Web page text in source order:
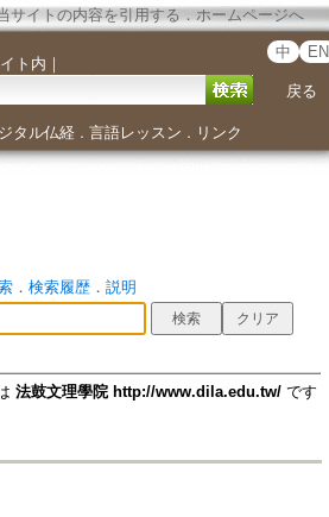
サイトの内容を引用する ． ホームページへ
ト内 ｜
中 EN
戻る
タル仏経． 言語レッスン ． リンク
． 検索履歴． 説明
法鼓文理學院 http://www.dila.edu.tw/です